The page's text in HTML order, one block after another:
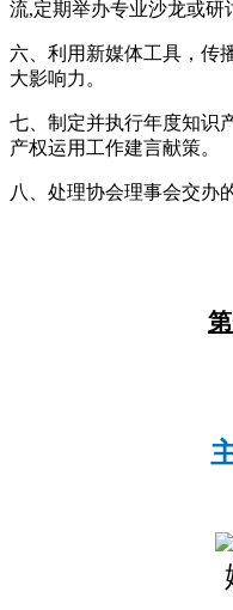
流,定期举办专业沙龙或研
六、利用新媒体工具，传
大影响力。
七、制定并执行年度知识
产权运用工作建言献策。
八、处理协会理事会交办